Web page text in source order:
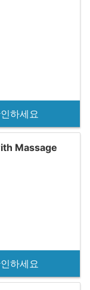
하세요
Massage
하세요